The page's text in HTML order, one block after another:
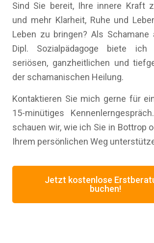
Sind Sie bereit, Ihre innere Kraft
und mehr Klarheit, Ruhe und
Leben zu bringen? Als Schamane
Dipl. Sozialpädagoge biete ich
seriösen, ganzheitlichen und
der schamanischen Heilung.
Kontaktieren Sie mich gerne für
15-minütiges
schauen wir, wie ich Sie in Bottrop
Ihrem persönlichen Weg
Jetzt kostenlose
buchen!